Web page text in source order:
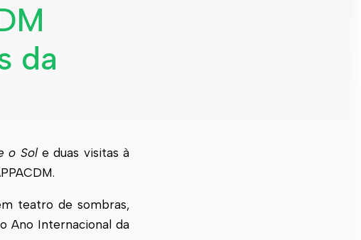
da
o Sole duas visitas à
teatro de sombras,
Ano Internacional da